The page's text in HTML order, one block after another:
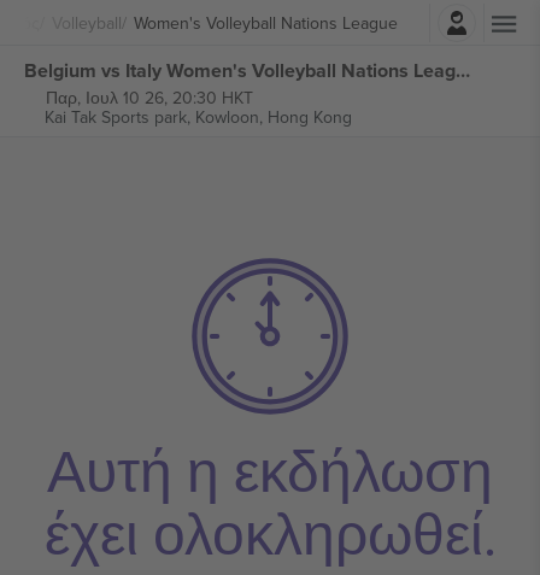
Volleyball Women's Volleyball Nations League
Σύνδεση
Belgium vs Italy Women's Volleyball Nations League εισιτήρια
Παρ, Ιουλ 10 26, 20:30 HKT
Kai Tak Sports park, Kowloon, Hong Kong
Αυτή η εκδήλωση
έχει ολοκληρωθεί.